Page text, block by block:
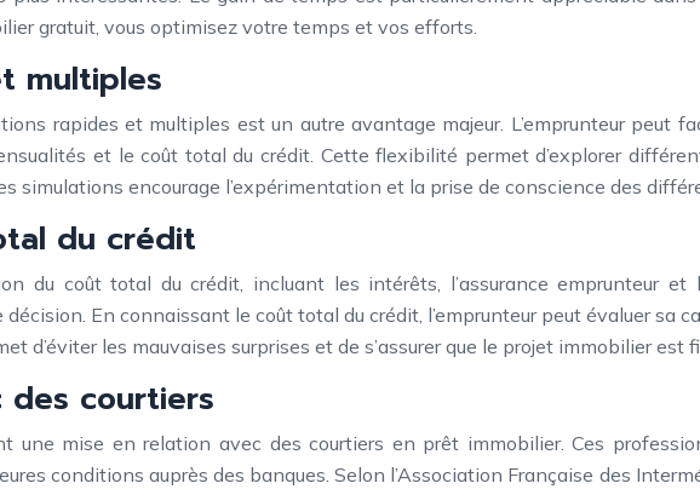
gratuit, vous optimisez votre temps et vos efforts.
multiples
rapides et multiples est un autre avantage majeur. L’emprunteur peut
et le coût total du crédit. Cette flexibilité permet d’explorer
simulations encourage l’expérimentation et la prise de conscience des
du crédit
du coût total du crédit, incluant les intérêts, l’assurance emprunteur
En connaissant le coût total du crédit, l’emprunteur peut évaluer sa
d’éviter les mauvaises surprises et de s’assurer que le projet immobilier est
des courtiers
une mise en relation avec des courtiers en prêt immobilier. Ces
conditions auprès des banques. Selon l’Association Française des